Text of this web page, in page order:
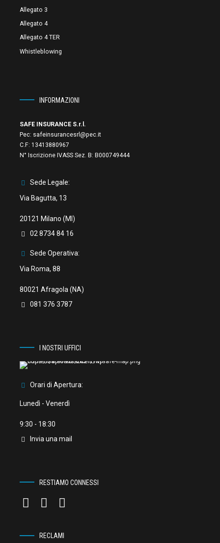
Allegato 3
Allegato 4
Allegato 4 TER
Whistleblowing
INFORMAZIONI
SAFE INSURANCE S.r.l.
Pec: safeinsurancesrl@pec.it
C.F: 13413880967
N° Iscrizione IVASS Sez. B: B000749444
Sede Legale:
Via Bagutta, 13
20121 Milano (MI)
02 8734 84 16
Sede Operativa:
Via Roma, 88
80021 Afragola (NA)
081 376 3787
I NOSTRI UFFICI
Orari di Apertura:
Lunedì - Venerdì
9:30 - 18:30
Invia una mail
RESTIAMO CONNESSI
RECLAMI